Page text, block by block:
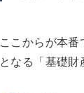
ここからが本番
となる「基礎財